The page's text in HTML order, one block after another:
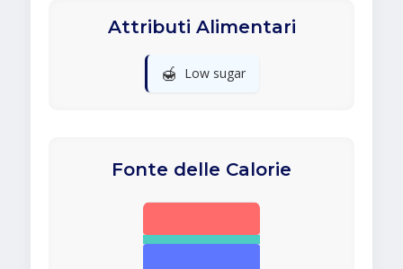
Attributi Alimentari
🍯 Low sugar
Fonte delle Calorie